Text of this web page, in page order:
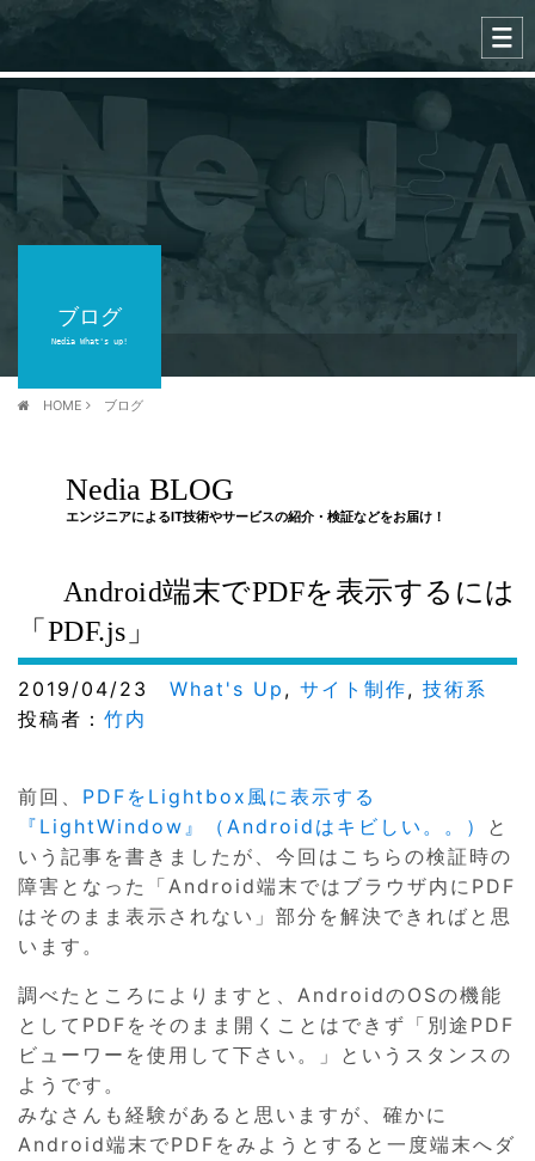
ブログ
Nedia What's up!
HOME ブログ
Nedia BLOG
エンジニアによるIT技術やサービスの紹介・検証などをお届け！
Android端末でPDFを表示するには
「PDF.js」
2019/04/23 What's Up , サイト制作, 技術系
投稿者： 竹内
前回、 PDFをLightbox風に表示する
『LightWindow』（Androidはキビしい。。） と
いう記事を書きましたが、今回はこちらの検証時の
障害となった「Android端末ではブラウザ内にPDF
はそのまま表示されない」部分を解決できればと思
います。
調べたところによりますと、AndroidのOSの機能
としてPDFをそのまま開くことはできず「別途PDF
ビューワーを使用して下さい。」というスタンスの
ようです。
みなさんも経験があると思いますが、確かに
Android端末でPDFをみようとすると一度端末へダ